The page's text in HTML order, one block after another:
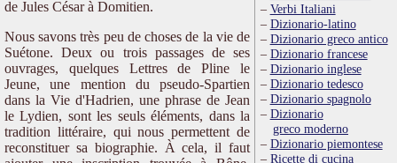
de Jules César à Domitien.
Nous savons très peu de choses de la vie de
Suétone. Deux ou trois passages de ses
ouvrages, quelques Lettres de Pline le
Jeune, une mention du pseudo-Spartien
dans la Vie d'Hadrien, une phrase de Jean
le Lydien, sont les seuls éléments, dans la
tradition littéraire, qui nous permettent de
reconstituer sa biographie. À cela, il faut
Verbi Italiani
Dizionario-latino
Dizionario greco antico
Dizionario francese
Dizionario inglese
Dizionario tedesco
Dizionario spagnolo
Dizionario
greco moderno
Dizionario piemontese
Ricette di cucina